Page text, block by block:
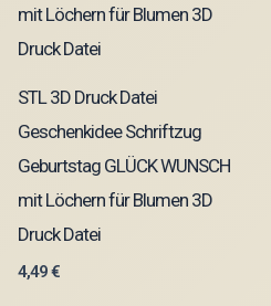
STL 3D Druck Datei
Geschenkidee Schriftzug
Geburtstag GLÜCK WUNSCH
mit Löchern für Blumen 3D
Druck Datei
4,49€